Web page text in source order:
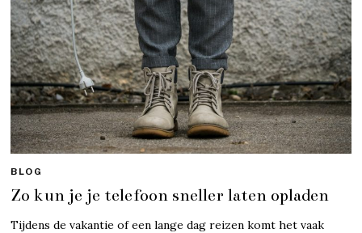
BLOG
Zo kun je je telefoon sneller laten opladen
Tijdens de vakantie of een lange dag reizen komt het vaak